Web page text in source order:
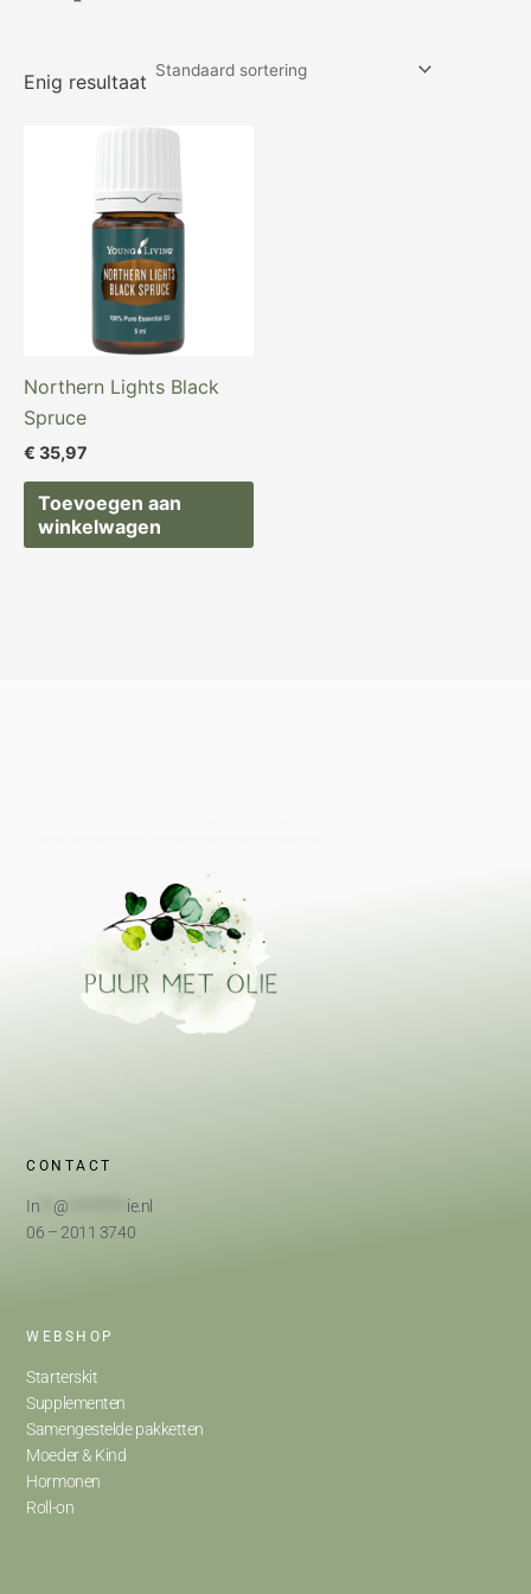
Enig resultaat
Northern Lights Black
Spruce
€ 35,97
Toevoegen aan
winkelwagen
CONTACT
In @
ie.nl
06 – 2011 3740
WEBSHOP
Starterskit
Supplementen
Samengestelde pakketten
Moeder & Kind
Hormonen
Roll-on